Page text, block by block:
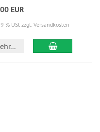
EUR
% USt zzgl. Versandkosten